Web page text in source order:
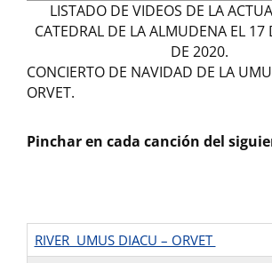
LISTADO DE VIDEOS DE LA
CATEDRAL DE LA ALMUDENA EL 17
DE 2020.
CONCIERTO DE NAVIDAD DE LA
ORVET.
Pinchar en cada canción del
RIVER UMUS DIACU – ORVET